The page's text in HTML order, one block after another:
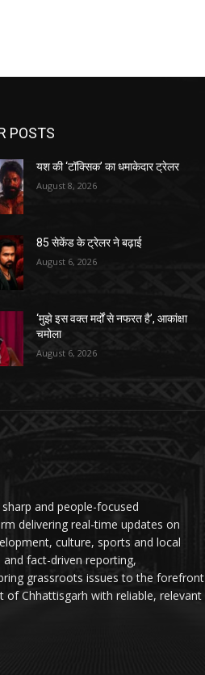
POSTS
यश की ‘टॉक्सिक’ का धमाकेदार ट्रेलर
August 8, 2026
85 सेकेंड के ट्रेलर ने बढ़ाई
August 6, 2026
‘मुझे इस वक्त मर्दों से नफरत है’, आकांक्षा
चमोला
August 6, 2026
and people-focused
delivering real-time updates on
culture, sports and local
fact-driven reporting,
grassroots issues to the forefront
of Chhattisgarh with reliable, relevant